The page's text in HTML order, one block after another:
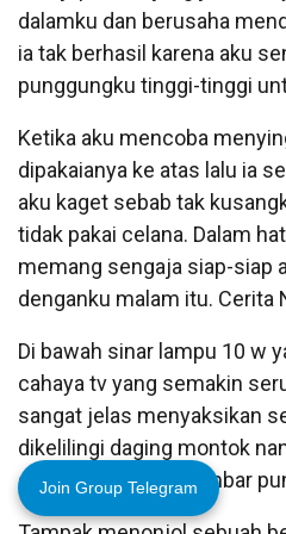
dalamku dan berusaha
ia tak berhasil karena aku
punggungku tinggi-tinggi
Ketika aku mencoba
dipakaianya ke atas lalu ia
aku kaget sebab tak
tidak pakai celana. Dalam
memang sengaja siap-siap
denganku malam itu. Cerita
Di bawah sinar lampu 10 w
cahaya tv yang semakin
sangat jelas menyaksikan
dikelilingi daging montok
ditumbuhi bulu selembar
Join Group Telegram